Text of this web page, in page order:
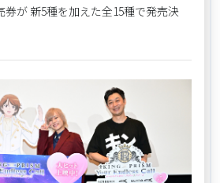
券が 新5種を加えた全15種で発売決